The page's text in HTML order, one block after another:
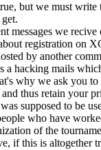
but we must write
messages we
registration on
by another
a hacking mails
why we ask you to
thus retain your
supposed to be
who have
of the
if this is altogether